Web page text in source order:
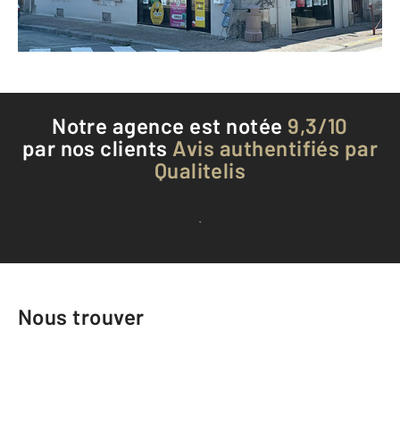
Téléphoner à l'agence
Notre agence est notée 9,3/10
par nos clients Avis authentifiés par
Qualitelis
Voir tous les avis clients
Nous trouver